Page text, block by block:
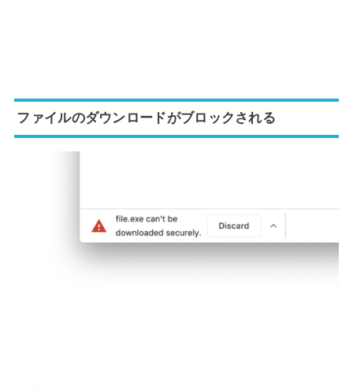
ファイルのダウンロードがブロックされる